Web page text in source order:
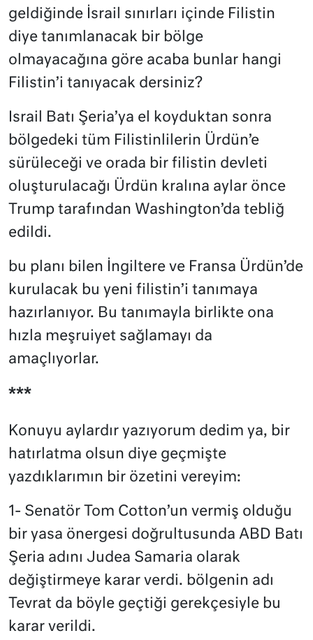
geldiğinde İsrail sınırları içinde Filistin
diye tanımlanacak bir bölge
olmayacağına göre acaba bunlar hangi
Filistin’i tanıyacak dersiniz?
Israil Batı Şeria’ya el koyduktan sonra
bölgedeki tüm Filistinlilerin Ürdün’e
sürüleceği ve orada bir filistin devleti
oluşturulacağı Ürdün kralına aylar önce
Trump tarafından Washington’da tebliğ
edildi.
bu planı bilen İngiltere ve Fransa Ürdün’de
kurulacak bu yeni filistin’i tanımaya
hazırlanıyor. Bu tanımayla birlikte ona
hızla meşruiyet sağlamayı da
amaçlıyorlar.
***
Konuyu aylardır yazıyorum dedim ya, bir
hatırlatma olsun diye geçmişte
yazdıklarımın bir özetini vereyim:
1- Senatör Tom Cotton’un vermiş olduğu
bir yasa önergesi doğrultusunda ABD Batı
Şeria adını Judea Samaria olarak
değiştirmeye karar verdi. bölgenin adı
Tevrat da böyle geçtiği gerekçesiyle bu
karar verildi.